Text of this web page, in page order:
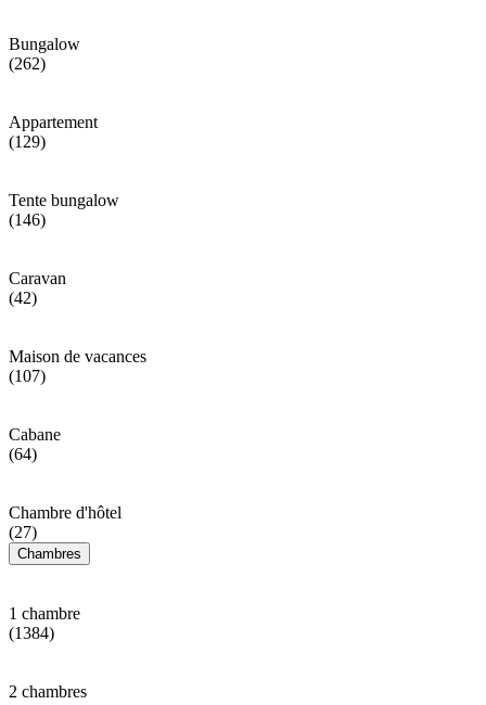
Bungalow
(262)
Appartement
(129)
Tente bungalow
(146)
Caravan
(42)
Maison de vacances
(107)
Cabane
(64)
Chambre d'hôtel
(27)
Chambres
1 chambre
(1384)
2 chambres